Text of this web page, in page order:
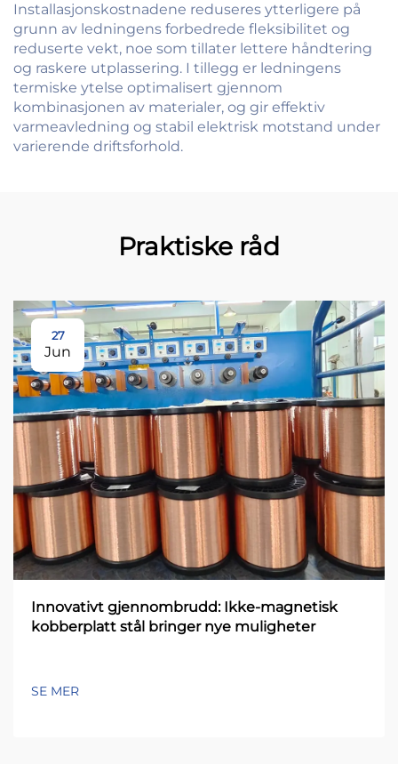
Installasjonskostnadene reduseres ytterligere på
grunn av ledningens forbedrede fleksibilitet og
reduserte vekt, noe som tillater lettere håndtering
og raskere utplassering. I tillegg er ledningens
termiske ytelse optimalisert gjennom
kombinasjonen av materialer, og gir effektiv
varmeavledning og stabil elektrisk motstand under
varierende driftsforhold.
Praktiske råd
27
Jun
Innovativt gjennombrudd: Ikke-magnetisk
kobberplatt stål bringer nye muligheter
SE MER